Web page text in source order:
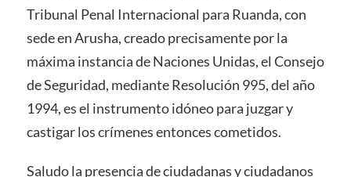
Tribunal Penal Internacional para Ruanda, con
sede en Arusha, creado precisamente por la
máxima instancia de Naciones Unidas, el Consejo
de Seguridad, mediante Resolución 995, del año
1994, es el instrumento idóneo para juzgar y
castigar los crímenes entonces cometidos.
Saludo la presencia de ciudadanas y ciudadanos